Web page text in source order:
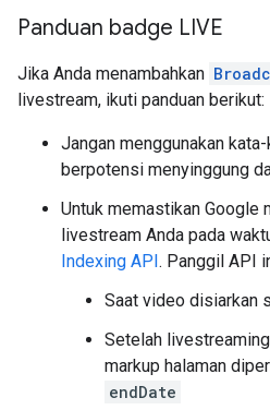
Panduan badge LIVE
Jika Anda menambahkan
livestream, ikuti panduan berikut:
Jangan menggunakan
berpotensi menyinggung
Untuk memastikan Google
livestream Anda pada
Indexing API. Panggil API
Saat video disiarkan
Setelah
markup halaman
endDate